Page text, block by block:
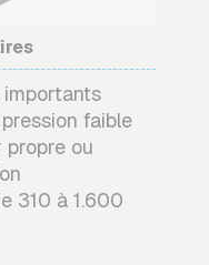
faible
propre ou
310 à 1.600